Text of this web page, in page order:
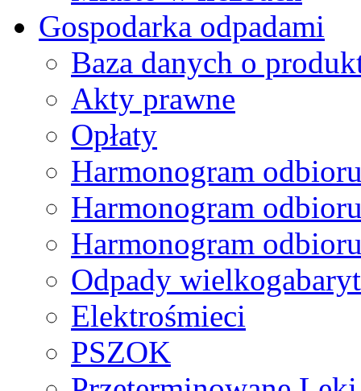
Gospodarka odpadami
Baza danych o
Akty prawne
Opłaty
Harmonogram
Harmonogram
Harmonogram
Odpady
Elektrośmieci
PSZOK